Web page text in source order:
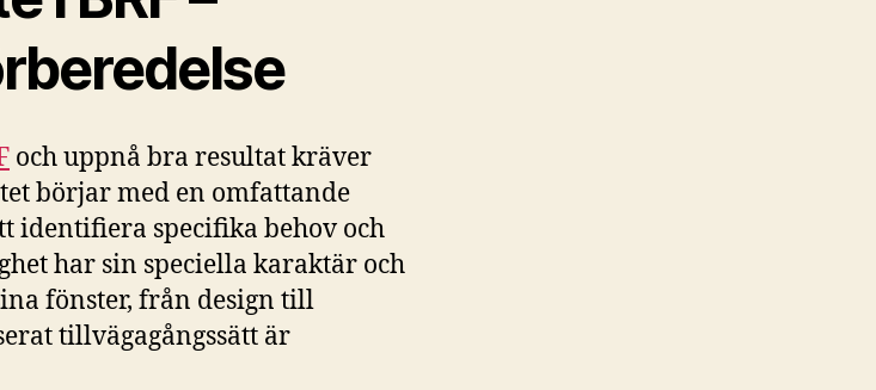
och uppnå bra resultat kräver
börjar med en omfattande
identifiera specifika behov och
har sin speciella karaktär och
fönster, från design till
tillvägagångssätt är